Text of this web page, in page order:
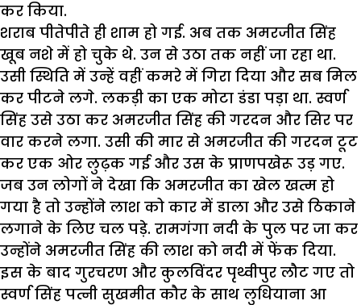
कर किया.
शराब पीतेपीते ही शाम हो गई. अब तक अमरजीत सिंह
खूब नशे में हो चुके थे. उन से उठा तक नहीं जा रहा था.
उसी स्थिति में उन्हें वहीं कमरे में गिरा दिया और सब मिल
कर पीटने लगे. लकड़ी का एक मोटा डंडा पड़ा था. स्वर्ण
सिंह उसे उठा कर अमरजीत सिंह की गरदन और सिर पर
वार करने लगा. उसी की मार से अमरजीत की गरदन टूट
कर एक ओर लुढ़क गई और उस के प्राणपखेरू उड़ गए.
जब उन लोगों ने देखा कि अमरजीत का खेल खत्म हो
गया है तो उन्होंने लाश को कार में डाला और उसे ठिकाने
लगाने के लिए चल पड़े. रामगंगा नदी के पुल पर जा कर
उन्होंने अमरजीत सिंह की लाश को नदी में फेंक दिया.
इस के बाद गुरचरण और कुलविंदर पृथ्वीपुर लौट गए तो
स्वर्ण सिंह पत्नी सुखमीत कौर के साथ लुधियाना आ